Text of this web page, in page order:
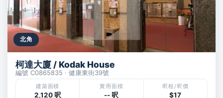
北角
柯達大廈 / Kodak House
編號 C0865835 · 健康東街39號
建築面積
2,120 呎
實用面積
-- 呎
呎租/呎價
$17